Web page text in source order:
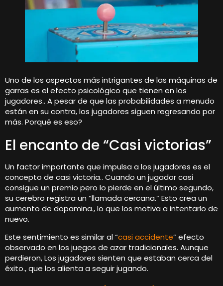
Uno de los aspectos más intrigantes de las máquinas de
garras es el efecto psicológico que tienen en los
jugadores.. A pesar de que las probabilidades a menudo
están en su contra, los jugadores siguen regresando por
más. Porqué es eso?
El encanto de “Casi victorias”
Un factor importante que impulsa a los jugadores es el
concepto de casi victoria.. Cuando un jugador casi
consigue un premio pero lo pierde en el último segundo,
su cerebro registra un “llamada cercana.” Esto crea un
aumento de dopamina., lo que los motiva a intentarlo de
nuevo.
Este sentimiento es similar al “casi accidente” efecto
observado en los juegos de azar tradicionales. Aunque
perdieron, Los jugadores sienten que estaban cerca del
éxito., que los alienta a seguir jugando.